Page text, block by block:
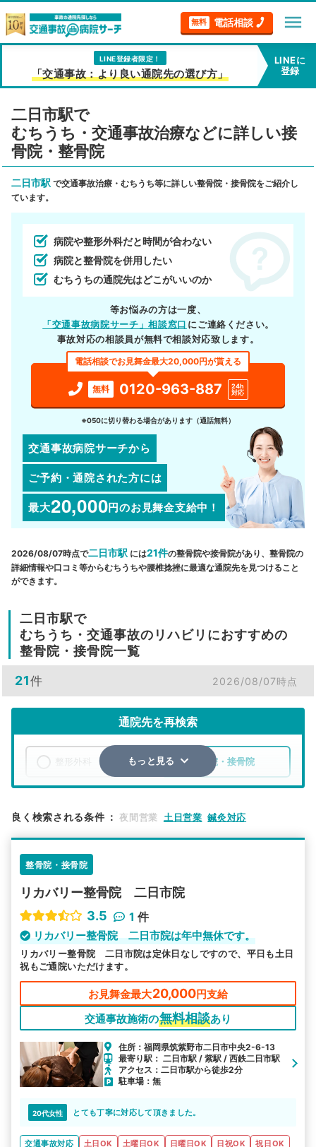
無料 電話相談 menu
LINE登録者限定！
「交通事故：より良い通院先の選び方」
LINEに
登録
二日市駅で
むちうち・交通事故治療などに詳しい接
骨院・整骨院
二日市駅 で交通事故治療・むちうち等に詳しい整骨院・接骨院をご紹介し
ています。
病院や整形外科だと時間が合わない
病院と整骨院を併用したい
むちうちの通院先はどこがいいのか
等お悩みの方は一度、
「交通事故病院サーチ」相談窓口 にご連絡ください。
事故対応の相談員が無料で相談対応致します。
電話相談でお見舞金最大20,000円が貰える
無料 0120-963-887
24h
対応
※050に切り替わる場合があります（通話無料）
交通事故病院サーチから
ご予約・通院された方には
最大20,000円のお見舞金支給中！
2026/08/07時点で二日市駅 には21件の整骨院や接骨院があり、整骨院の
詳細情報や口コミ等からむちうちや腰椎捻挫に最適な通院先を見つけること
ができます。
二日市駅で
むちうち・交通事故のリハビリにおすすめの
整骨院・接骨院一覧
21件 2026/08/07時点
通院先を再検索
整骨院・接骨院
検索する
駅から探す 院名から探す
もっと見る
良く検索される条件 ： 夜間営業 土日営業 鍼灸対応
整骨院・接骨院
リカバリー整骨院 二日市院
3.5
1 件
リカバリー整骨院 二日市院は年中無休です。
リカバリー整骨院 二日市院は定休日なしですので、平日も土日
祝もご通院いただけます。
お見舞金最大20,000円支給
交通事故施術の無料相談あり
住所：福岡県筑紫野市二日市中央2-6-13
最寄り駅： 二日市駅 / 紫駅 / 西鉄二日市駅
アクセス：二日市駅から徒歩2分
駐車場：無
20代女性 とても丁寧に対応して頂きました。
交通事故対応 土日OK 土曜日OK 日曜日OK 日祝OK
祝日OK